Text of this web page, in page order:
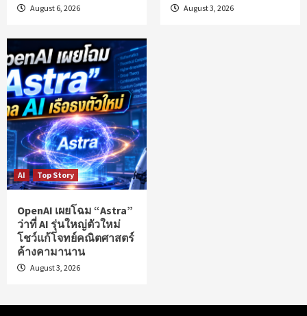
August 6, 2026 August 3, 2026
AI Top Story
OpenAI เผยโฉม “Astra”
ว่าที่ AI รุ่นใหญ่ตัวใหม่
โชว์แก้โจทย์คณิตศาสตร์
ค้างคามานาน
August 3, 2026